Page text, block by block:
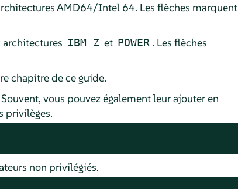
AMD64/Intel 64. Les flèches marquent
IBM Z et POWER . Les flèches
chapitre de ce guide.
Souvent, vous pouvez également leur ajouter en
privilèges.
non privilégiés.